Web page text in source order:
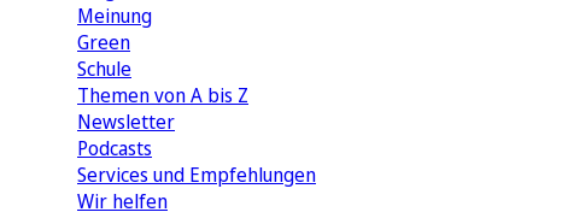
Meinung
Green
Schule
Themen von A bis Z
Newsletter
Podcasts
Services und Empfehlungen
Wir helfen